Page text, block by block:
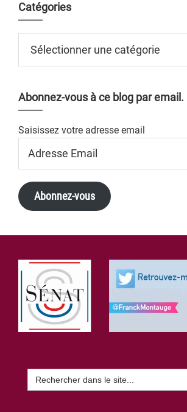
Catégories
Abonnez-vous à ce blog par email.
Saisissez votre adresse email
Email
Abonnez-vous
Footer
Search
for: